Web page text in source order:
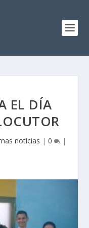
EL DÍA
noticias | 0 |